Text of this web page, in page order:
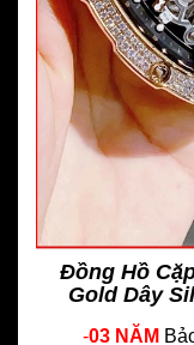
Đồng Hồ
Gold Dây
-03 NĂM